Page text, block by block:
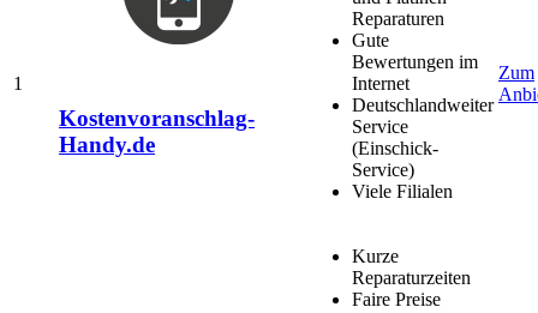
1
Kostenvoranschlag-
Handy.de
Reparaturen
Gute
Bewertungen im
Internet
Deutschlandweiter
Service
(Einschick-
Service)
Viele Filialen
Zum
Kurze
Reparaturzeiten
Faire Preise